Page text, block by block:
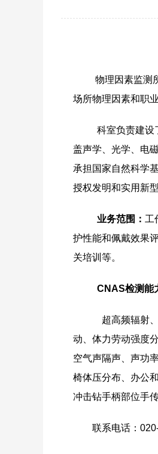
物理因素监测
场所物理因素和职
科室负责建设
盖声学、光学、电
承担国家自然科学
授权发明和实用新
业务范围： 工
护性能和佩戴效果
关培训等。
CNAS检测能
超高频辐射
动、体力劳动强度
空气声隔声、声功
椅体压分布、办公
冲击钻手柄部位手
联系电话：